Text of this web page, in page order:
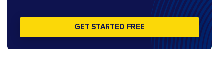
GET STARTED FREE